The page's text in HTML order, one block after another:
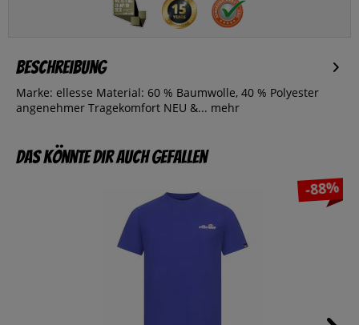
Beschreibung
Marke: ellesse Material: 60 % Baumwolle, 40 % Polyester
angenehmer Tragekomfort NEU &... mehr
Das könnte dir auch gefallen
-88%